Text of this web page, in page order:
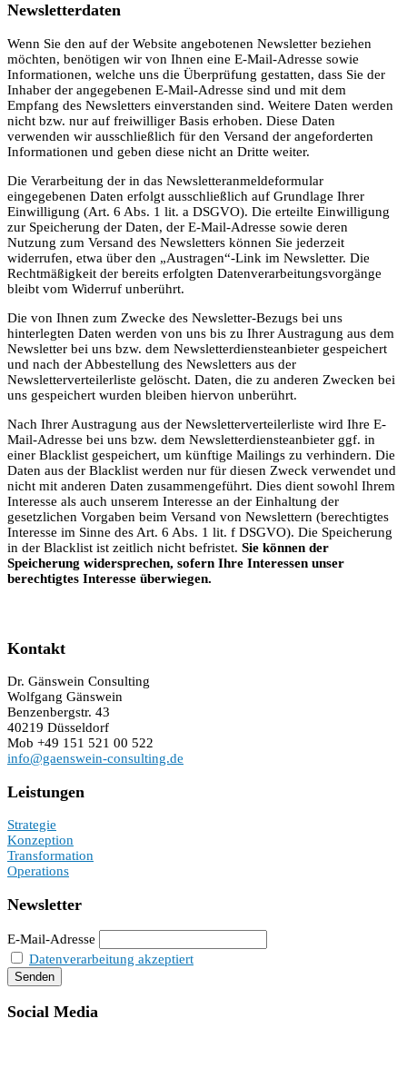
Newsletter­daten
Wenn Sie den auf der Website angebotenen Newsletter beziehen
möchten, benötigen wir von Ihnen eine E-Mail-Adresse sowie
Informationen, welche uns die Überprüfung gestatten, dass Sie der
Inhaber der angegebenen E-Mail-Adresse sind und mit dem
Empfang des Newsletters einverstanden sind. Weitere Daten werden
nicht bzw. nur auf freiwilliger Basis erhoben. Diese Daten
verwenden wir ausschließlich für den Versand der angeforderten
Informationen und geben diese nicht an Dritte weiter.
Die Verarbeitung der in das Newsletteranmeldeformular
eingegebenen Daten erfolgt ausschließlich auf Grundlage Ihrer
Einwilligung (Art. 6 Abs. 1 lit. a DSGVO). Die erteilte Einwilligung
zur Speicherung der Daten, der E-Mail-Adresse sowie deren
Nutzung zum Versand des Newsletters können Sie jederzeit
widerrufen, etwa über den „Austragen“-Link im Newsletter. Die
Rechtmäßigkeit der bereits erfolgten Datenverarbeitungsvorgänge
bleibt vom Widerruf unberührt.
Die von Ihnen zum Zwecke des Newsletter-Bezugs bei uns
hinterlegten Daten werden von uns bis zu Ihrer Austragung aus dem
Newsletter bei uns bzw. dem Newsletterdiensteanbieter gespeichert
und nach der Abbestellung des Newsletters aus der
Newsletterverteilerliste gelöscht. Daten, die zu anderen Zwecken bei
uns gespeichert wurden bleiben hiervon unberührt.
Nach Ihrer Austragung aus der Newsletterverteilerliste wird Ihre E-
Mail-Adresse bei uns bzw. dem Newsletterdiensteanbieter ggf. in
einer Blacklist gespeichert, um künftige Mailings zu verhindern. Die
Daten aus der Blacklist werden nur für diesen Zweck verwendet und
nicht mit anderen Daten zusammengeführt. Dies dient sowohl Ihrem
Interesse als auch unserem Interesse an der Einhaltung der
gesetzlichen Vorgaben beim Versand von Newslettern (berechtigtes
Interesse im Sinne des Art. 6 Abs. 1 lit. f DSGVO). Die Speicherung
in der Blacklist ist zeitlich nicht befristet. Sie können der
Speicherung widersprechen, sofern Ihre Interessen unser
berechtigtes Interesse überwiegen.
Kontakt
Dr. Gänswein Consulting
Wolfgang Gänswein
Benzenbergstr. 43
40219 Düsseldorf
Mob +49 151 521 00 522
info@gaenswein-consulting.de
Leistungen
Strategie
Konzeption
Transformation
Operations
Newsletter
E-Mail-Adresse
Datenverarbeitung akzeptiert
Social Media